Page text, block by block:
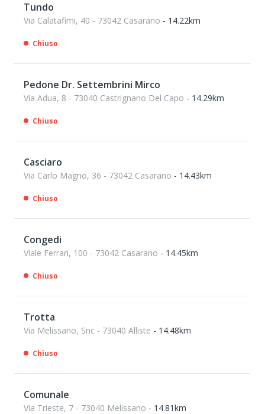
Tundo
Via Calatafimi, 40 - 73042 Casarano - 14.22km
Chiuso
Pedone Dr. Settembrini Mirco
Via Adua, 8 - 73040 Castrignano Del Capo - 14.29km
Chiuso
Casciaro
Via Carlo Magno, 36 - 73042 Casarano - 14.43km
Chiuso
Congedi
Viale Ferrari, 100 - 73042 Casarano - 14.45km
Chiuso
Trotta
Via Melissano, Snc - 73040 Alliste - 14.48km
Chiuso
Comunale
Via Trieste, 7 - 73040 Melissano - 14.81km